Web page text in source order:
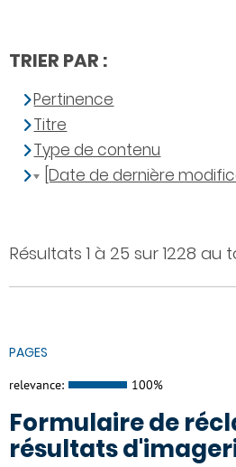
Résultats 1 à 25 sur 1228 au
PAGES
relevance: 100%
Formulaire de
résultats
TRIER PAR :
Pertinence
Titre
Type de contenu
[Date de dernière